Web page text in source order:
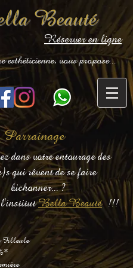
Beauté
Réserver en ligne
esthéticienne, vous propose...
Parrainage
dans votre entourage des
qui rêvent de se faire
bichonner... ?
l'institutBella Beauté !!!
Filleule